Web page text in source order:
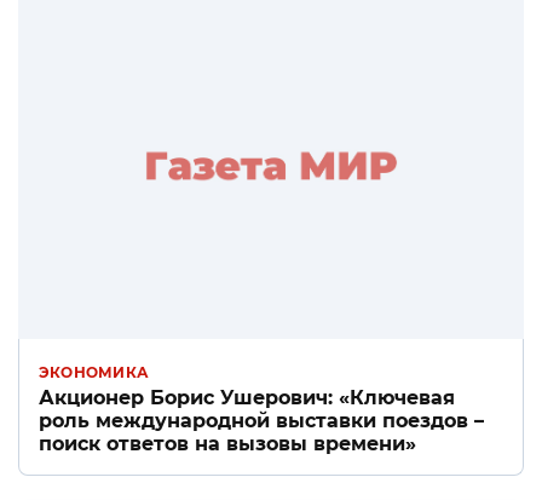
ЭКОНОМИКА
Акционер Борис Ушерович: «Ключевая
роль международной выставки поездов –
поиск ответов на вызовы времени»